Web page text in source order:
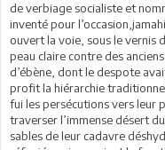
de verbiage socialiste et
inventé pour
ouvert la voie, sous le vernis
peau claire contre des
d’ébène, dont le despote
profit la hiérarchie
fui les persécutions vers leur
traverser l’immense désert
sables de leur cadavre